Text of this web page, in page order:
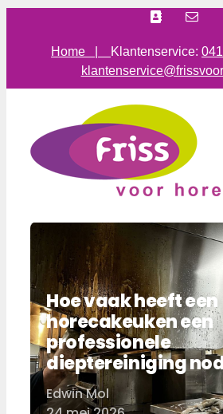
Facebook
E-
Home | Klantenservice:
Hoe vaak heeft een
horecakeuken een
professionele
dieptereiniging
Door
Edwin Mol